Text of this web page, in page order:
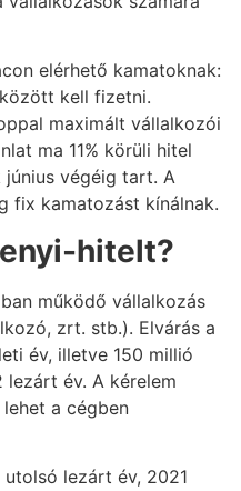
elérhető kamatoknak:
kell fizetni.
maximált vállalkozói
ma 11% körüli hitel
június végéig tart. A
fix kamatozást kínálnak.
hitelt?
működő vállalkozás
zrt. stb.). Elvárás a
év, illetve 150 millió
év. A kérelem
a cégben
lezárt év, 2021